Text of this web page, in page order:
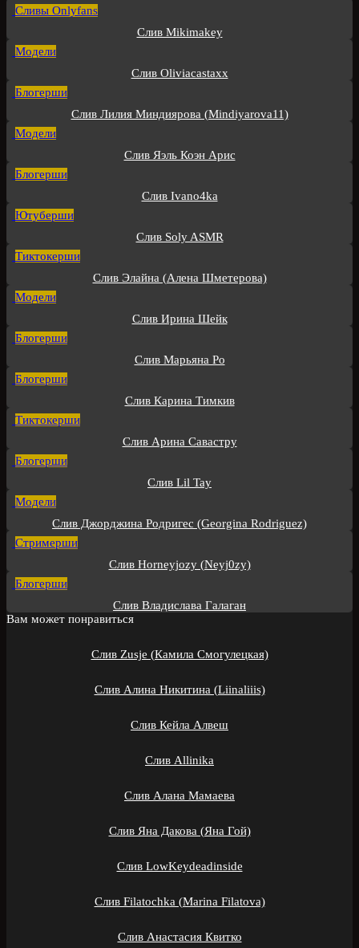
Сливы Onlyfans
Слив Mikimakey
Модели
Слив Oliviacastaxx
Блогерши
Слив Лилия Миндиярова (Mindiyarova11)
Модели
Слив Яэль Коэн Арис
Блогерши
Слив Ivano4ka
Ютуберши
Слив Soly ASMR
Тиктокерши
Слив Элайна (Алена Шметерова)
Модели
Слив Ирина Шейк
Блогерши
Слив Марьяна Ро
Блогерши
Слив Карина Тимкив
Тиктокерши
Слив Арина Савастру
Блогерши
Слив Lil Tay
Модели
Слив Джорджина Родригес (Georgina Rodriguez)
Стримерши
Слив Horneyjozy (Neyj0zy)
Блогерши
Слив Владислава Галаган
Вам может понравиться
Слив Zusje (Камила Смогулецкая)
Слив Алина Никитина (Liinaliiis)
Слив Кейла Алвеш
Слив Allinika
Слив Алана Мамаева
Слив Яна Дакова (Яна Гой)
Слив LowKeydeadinside
Слив Filatochka (Marina Filatova)
Слив Анастасия Квитко